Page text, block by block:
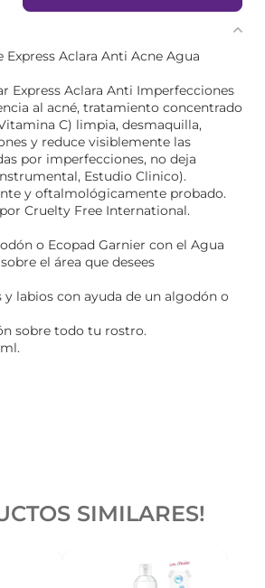
Express Aclara Anti Acne Agua
Express Aclara Anti Imperfecciones
al acné, tratamiento concentrado
C) limpia, desmaquilla,
y reduce visiblemente las
por imperfecciones, no deja
Estudio Clinico).
y oftalmológicamente probado.
Cruelty Free International.
o Ecopad Garnier con el Agua
el área que desees
y labios con ayuda de un algodón o
sobre todo tu rostro.
SIMILARES!